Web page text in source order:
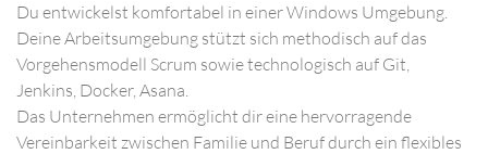
Du entwickelst komfortabel in einer Windows Umgebung.
Deine Arbeitsumgebung stützt sich methodisch auf das
Vorgehensmodell Scrum sowie technologisch auf Git,
Jenkins, Docker, Asana.
Das Unternehmen ermöglicht dir eine hervorragende
Vereinbarkeit zwischen Familie und Beruf durch ein flexibles